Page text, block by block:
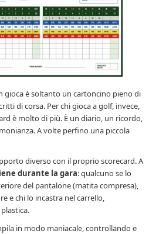
gioca è soltanto un cartoncino pieno di
di corsa. Per chi gioca a golf, invece,
è molto di più. È un diario, un ricordo,
A volte perfino una piccola
diverso con il proprio scorecard. A
durante la gara: qualcuno se lo
del pantalone (matita compresa),
e chi lo incastra nel carrello,
in modo maniacale, controllando e